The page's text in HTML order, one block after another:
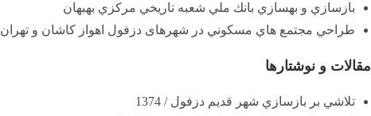
بازسازي و بهسازي بانك ملي شعبه تاريخي مرکزي بهبهان
طراحي مجتمع هاي مسکوني در شهرهای دزفول اهواز کاشان و تهران
مقالات و نوشتارها
تلاشي بر بازسازي شهر قديم دزفول / 1374